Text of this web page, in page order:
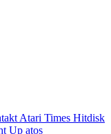
Atari Times Hitdisk
Up atos